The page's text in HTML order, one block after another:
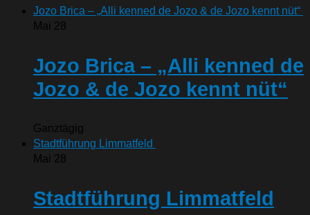
Jozo Brica – „Alli kenned de Jozo & de Jozo kennt nüt“
Mai 28
Jozo Brica – „Alli kenned de
Jozo & de Jozo kennt nüt“
Ganztägig
Stadtführung Limmatfeld
Mai 28
Stadtführung Limmatfeld